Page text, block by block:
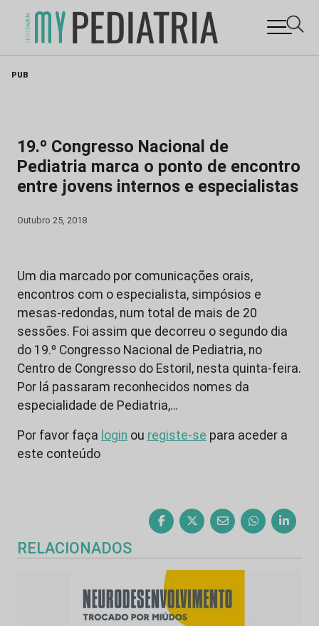
PUB
19.º Congresso Nacional de
Pediatria marca o ponto de encontro
entre jovens internos e especialistas
Outubro 25, 2018
Um dia marcado por comunicações orais,
encontros com o especialista, simpósios e
mesas-redondas, num total de mais de 20
sessões. Foi assim que decorreu o segundo dia
do 19.º Congresso Nacional de Pediatria, no
Centro de Congresso do Estoril, nesta quinta-feira.
Por lá passaram reconhecidos nomes da
especialidade de Pediatria,…
Por favor faça login ou registe-se para aceder a
este conteúdo
RELACIONADOS